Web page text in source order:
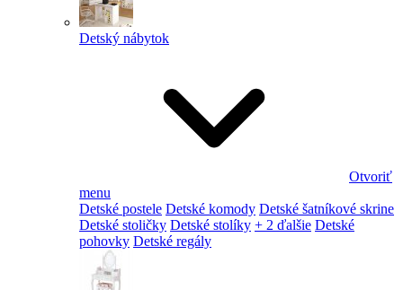
Detský nábytok
Otvoriť
menu
Detské postele Detské komody Detské šatníkové skrine
Detské stoličky Detské stolíky + 2 ďalšie Detské
pohovky Detské regály